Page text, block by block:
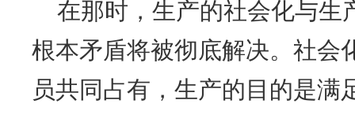
在那时，生产的社会化与生
根本矛盾将被彻底解决。社会
员共同占有，生产的目的是满